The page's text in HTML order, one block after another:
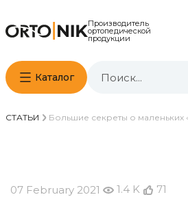
Производитель
ортопедической
продукции
Каталог
СТАТЬИ Большие секреты о маленьких
07 February 2021 1.4 K 71